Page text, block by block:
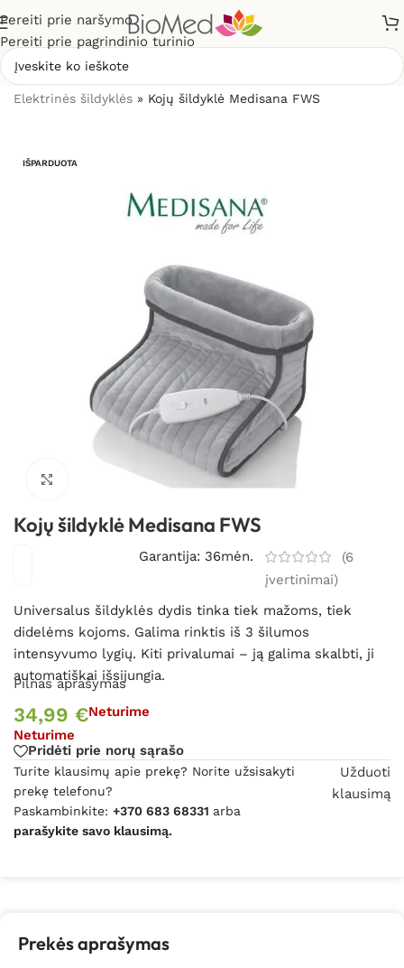
Pereiti prie naršymo
Pereiti prie pagrindinio turinio
Elektrinės šildyklės » Kojų šildyklė Medisana FWS
IŠPARDUOTA
Spustelėkite, kad padidintumėte
Kojų šildyklė Medisana FWS
Garantija: 36mėn. (6
įvertinimai)
Universalus šildyklės dydis tinka tiek mažoms, tiek
didelėms kojoms. Galima rinktis iš 3 šilumos
intensyvumo lygių. Kiti privalumai – ją galima skalbti, ji
automatiškai išsijungia.
Pilnas aprašymas
34,99 €Neturime
Neturime
Pridėti prie norų sąrašo
Turite klausimų apie prekę? Norite užsisakyti
prekę telefonu?
Paskambinkite: +370 683 68331 arba
parašykite savo klausimą.
Užduoti
klausimą
Prekės aprašymas